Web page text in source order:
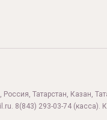
Татарстан, Казан,
. 8(843) 293-03-74 (касса).